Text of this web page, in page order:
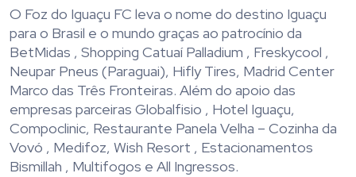
O Foz do Iguaçu FC leva o nome do destino Iguaçu
para o Brasil e o mundo graças ao patrocínio da
BetMidas , Shopping Catuaí Palladium , Freskycool ,
Neupar Pneus (Paraguai), Hifly Tires, Madrid Center
Marco das Três Fronteiras. Além do apoio das
empresas parceiras Globalfisio , Hotel Iguaçu,
Compoclinic, Restaurante Panela Velha – Cozinha da
Vovó , Medifoz, Wish Resort , Estacionamentos
Bismillah , Multifogos e All Ingressos.